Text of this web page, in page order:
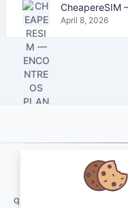
April 8, 2026
qartvelo.com free online